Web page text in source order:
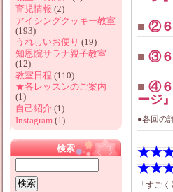
■ ②６
■ ③６
■ ④６
ージ
●各回の
★★★
「すごく
育児情報 (2)
アイシングクッキー教室
(193)
うれしいお便り (19)
知恩院サラナ親子教室
(12)
教室日程 (110)
★各レッスンのご案内
(1)
自己紹介 (1)
Instagram (1)
検索